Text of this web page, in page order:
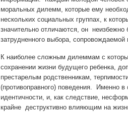
моральных дилемм, которые ему
нескольких социальных группах, к
значительно отличаются, он неизбежно
затрудненного выбора,
К наиболее сложным дилеммам с
сохранении жизни будущего ребенка,
престарелым родственникам,
(противоправного) поведения. Именно в
идентичности, и, как следствие,
крайне деструктивно влияющим на